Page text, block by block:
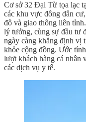
Cơ sở 32 Đại Từ tọa lạc
các khu vực đông dân
đô và giao thông liên
lý tưởng, cùng sự đầu tư
ngày càng khẳng định vị
khỏe cộng đồng. Ước
lượt khách hàng cá nhân
các dịch vụ y tế.